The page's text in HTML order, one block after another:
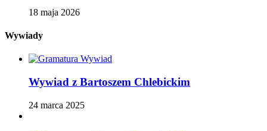
18 maja 2026
Wywiady
Wywiad z Bartoszem Chlebickim
24 marca 2025